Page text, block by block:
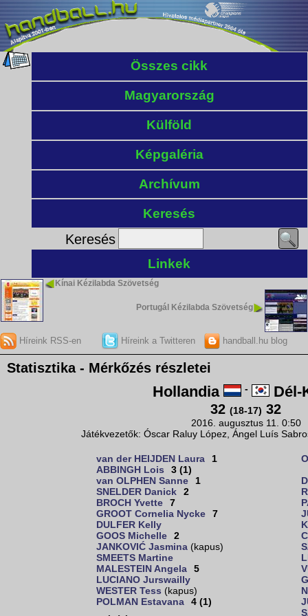
Összes cikk
Magyarország
Külföld
Képgaléria
Archívum
Keresés
Keresés
Linkek
Kínai Kézilabda Szövetség
Portugál Kézilabda Szövetség
Híreink RSS-en Híreink a Twitteren handball.hu blog
Statisztika - Mérkőzés részletei
Hollandia - Dél-
32 (18-17) 32
2016. augusztus 11. 0:50
Játékvezetők: Óscar Raluy López, Ángel Luís
van der HEIJDEN Laura
1
ABBINGH Lois
3 (1)
van OLPHEN Sanne
1
SNELDER Danick
2
BROCH Yvette
7
GROOT Cornelia Nycke
7
DULFER Kelly
GOOS Michelle
2
JANKOVIĆ Jasmina (kapus)
SMEETS Martine
MALESTEIN Angela
5
LUCIANO Jurswailly
WESTER Tess (kapus)
POLMAN Estavana
4 (1)